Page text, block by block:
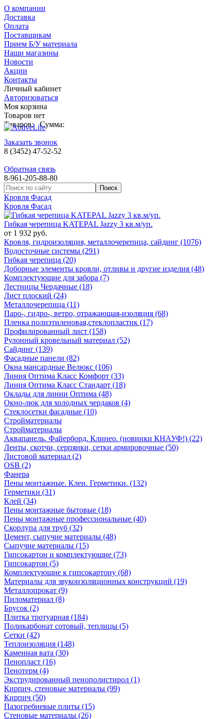
О компании
Доставка
Оплата
Поставщикам
Прием Б/У материала
Наши магазины
Новости
Акции
Контакты
Личный кабинет
Авторизоваться
Моя корзина
Товаров нет
Товаров: Сумма:
Заказать звонок
8 (3452) 47-52-52
Обратная связь
8-961-205-88-80
Кровля Фасад
Кровля Фасад
Гибкая черепица KATEPAL Jazzy 3 кв.м/уп.
от 1 932 руб.
Кровля, гидроизоляция, металлочерепица, сайдинг (1076)
Водосточные системы (291)
Гибкая черепица (20)
Доборные элементы кровли, отливы и другие изделия (48)
Комплектующие для забора (7)
Лестницы Чердачные (18)
Лист плоский (24)
Металлочерепица (11)
Паро-, гидро-, ветро, отражающая-изоляция (68)
Пленка полиэтиленовая,стеклопластик (17)
Профилированный лист (158)
Рулонный кровельный материал (52)
Сайдинг (139)
Фасадные панели (82)
Окна мансардные Велюкс (106)
Линия Оптима Класс Комфорт (33)
Линия Оптима Класс Стандарт (18)
Оклады для линии Оптима (48)
Окно-люк для холодных чердаков (4)
Стеклосетки фасадные (10)
Стройматериалы
Стройматериалы
Аквапанель. Файерборд. Клинео. (новинки КНАУФ!) (22)
Ленты, скотчи, серпянки, сетки армировочные (50)
Листовой материал (2)
OSB (2)
Фанера
Пены монтажные. Клеи. Герметики. (132)
Герметики (31)
Клей (34)
Пены монтажные бытовые (18)
Пены монтажные профессиональные (40)
Скорлупа для труб (32)
Цемент, сыпучие материалы (48)
Сыпучие материалы (15)
Гипсокартон и комплектующие (73)
Гипсокартон (5)
Комплектующие к гипсокартону (68)
Материалы для звукоизоляционных конструкций (19)
Металлопрокат (9)
Пиломатериал (8)
Брусок (2)
Плитка тротуарная (184)
Поликарбонат сотовый, теплицы (5)
Сетки (42)
Теплоизоляция (148)
Каменная вата (30)
Пенопласт (16)
Пенотерм (4)
Экструдированный пенополистирол (1)
Кирпич, стеновые материалы (99)
Кирпич (50)
Пазогребневые плиты (15)
Стеновые материалы (26)